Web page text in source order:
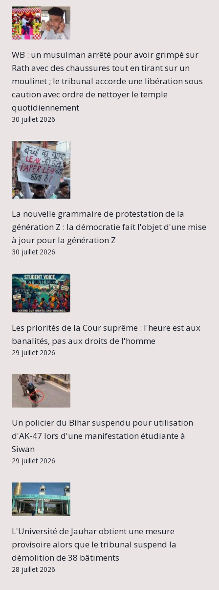
WB : un musulman arrêté pour avoir grimpé sur
Rath avec des chaussures tout en tirant sur un
moulinet ; le tribunal accorde une libération sous
caution avec ordre de nettoyer le temple
quotidiennement
30 juillet 2026
La nouvelle grammaire de protestation de la
génération Z : la démocratie fait l'objet d'une mise
à jour pour la génération Z
30 juillet 2026
Les priorités de la Cour suprême : l'heure est aux
banalités, pas aux droits de l'homme
29 juillet 2026
Un policier du Bihar suspendu pour utilisation
d'AK-47 lors d'une manifestation étudiante à
Siwan
29 juillet 2026
L'Université de Jauhar obtient une mesure
provisoire alors que le tribunal suspend la
démolition de 38 bâtiments
28 juillet 2026